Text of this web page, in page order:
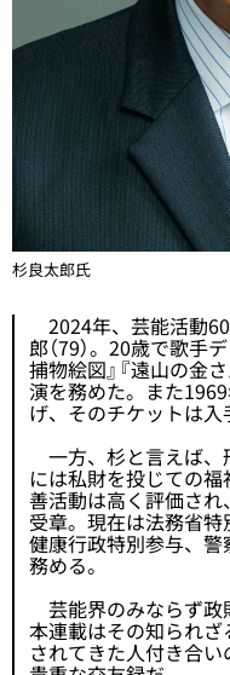
杉良太郎氏
2024年、芸能活動
郎（79）。20歳で歌手
捕物絵図』『遠山の金
演を務めた。また
げ、そのチケットは入
一方、杉と言えば、
には私財を投じての
善活動は高く評価さ
受章。現在は法務省特
健康行政特別参与、警
務める。
芸能界のみならず政
本連載はその知られ
されてきた人付き合